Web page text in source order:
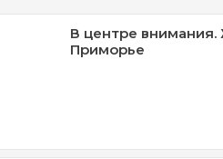
В центре
Приморье